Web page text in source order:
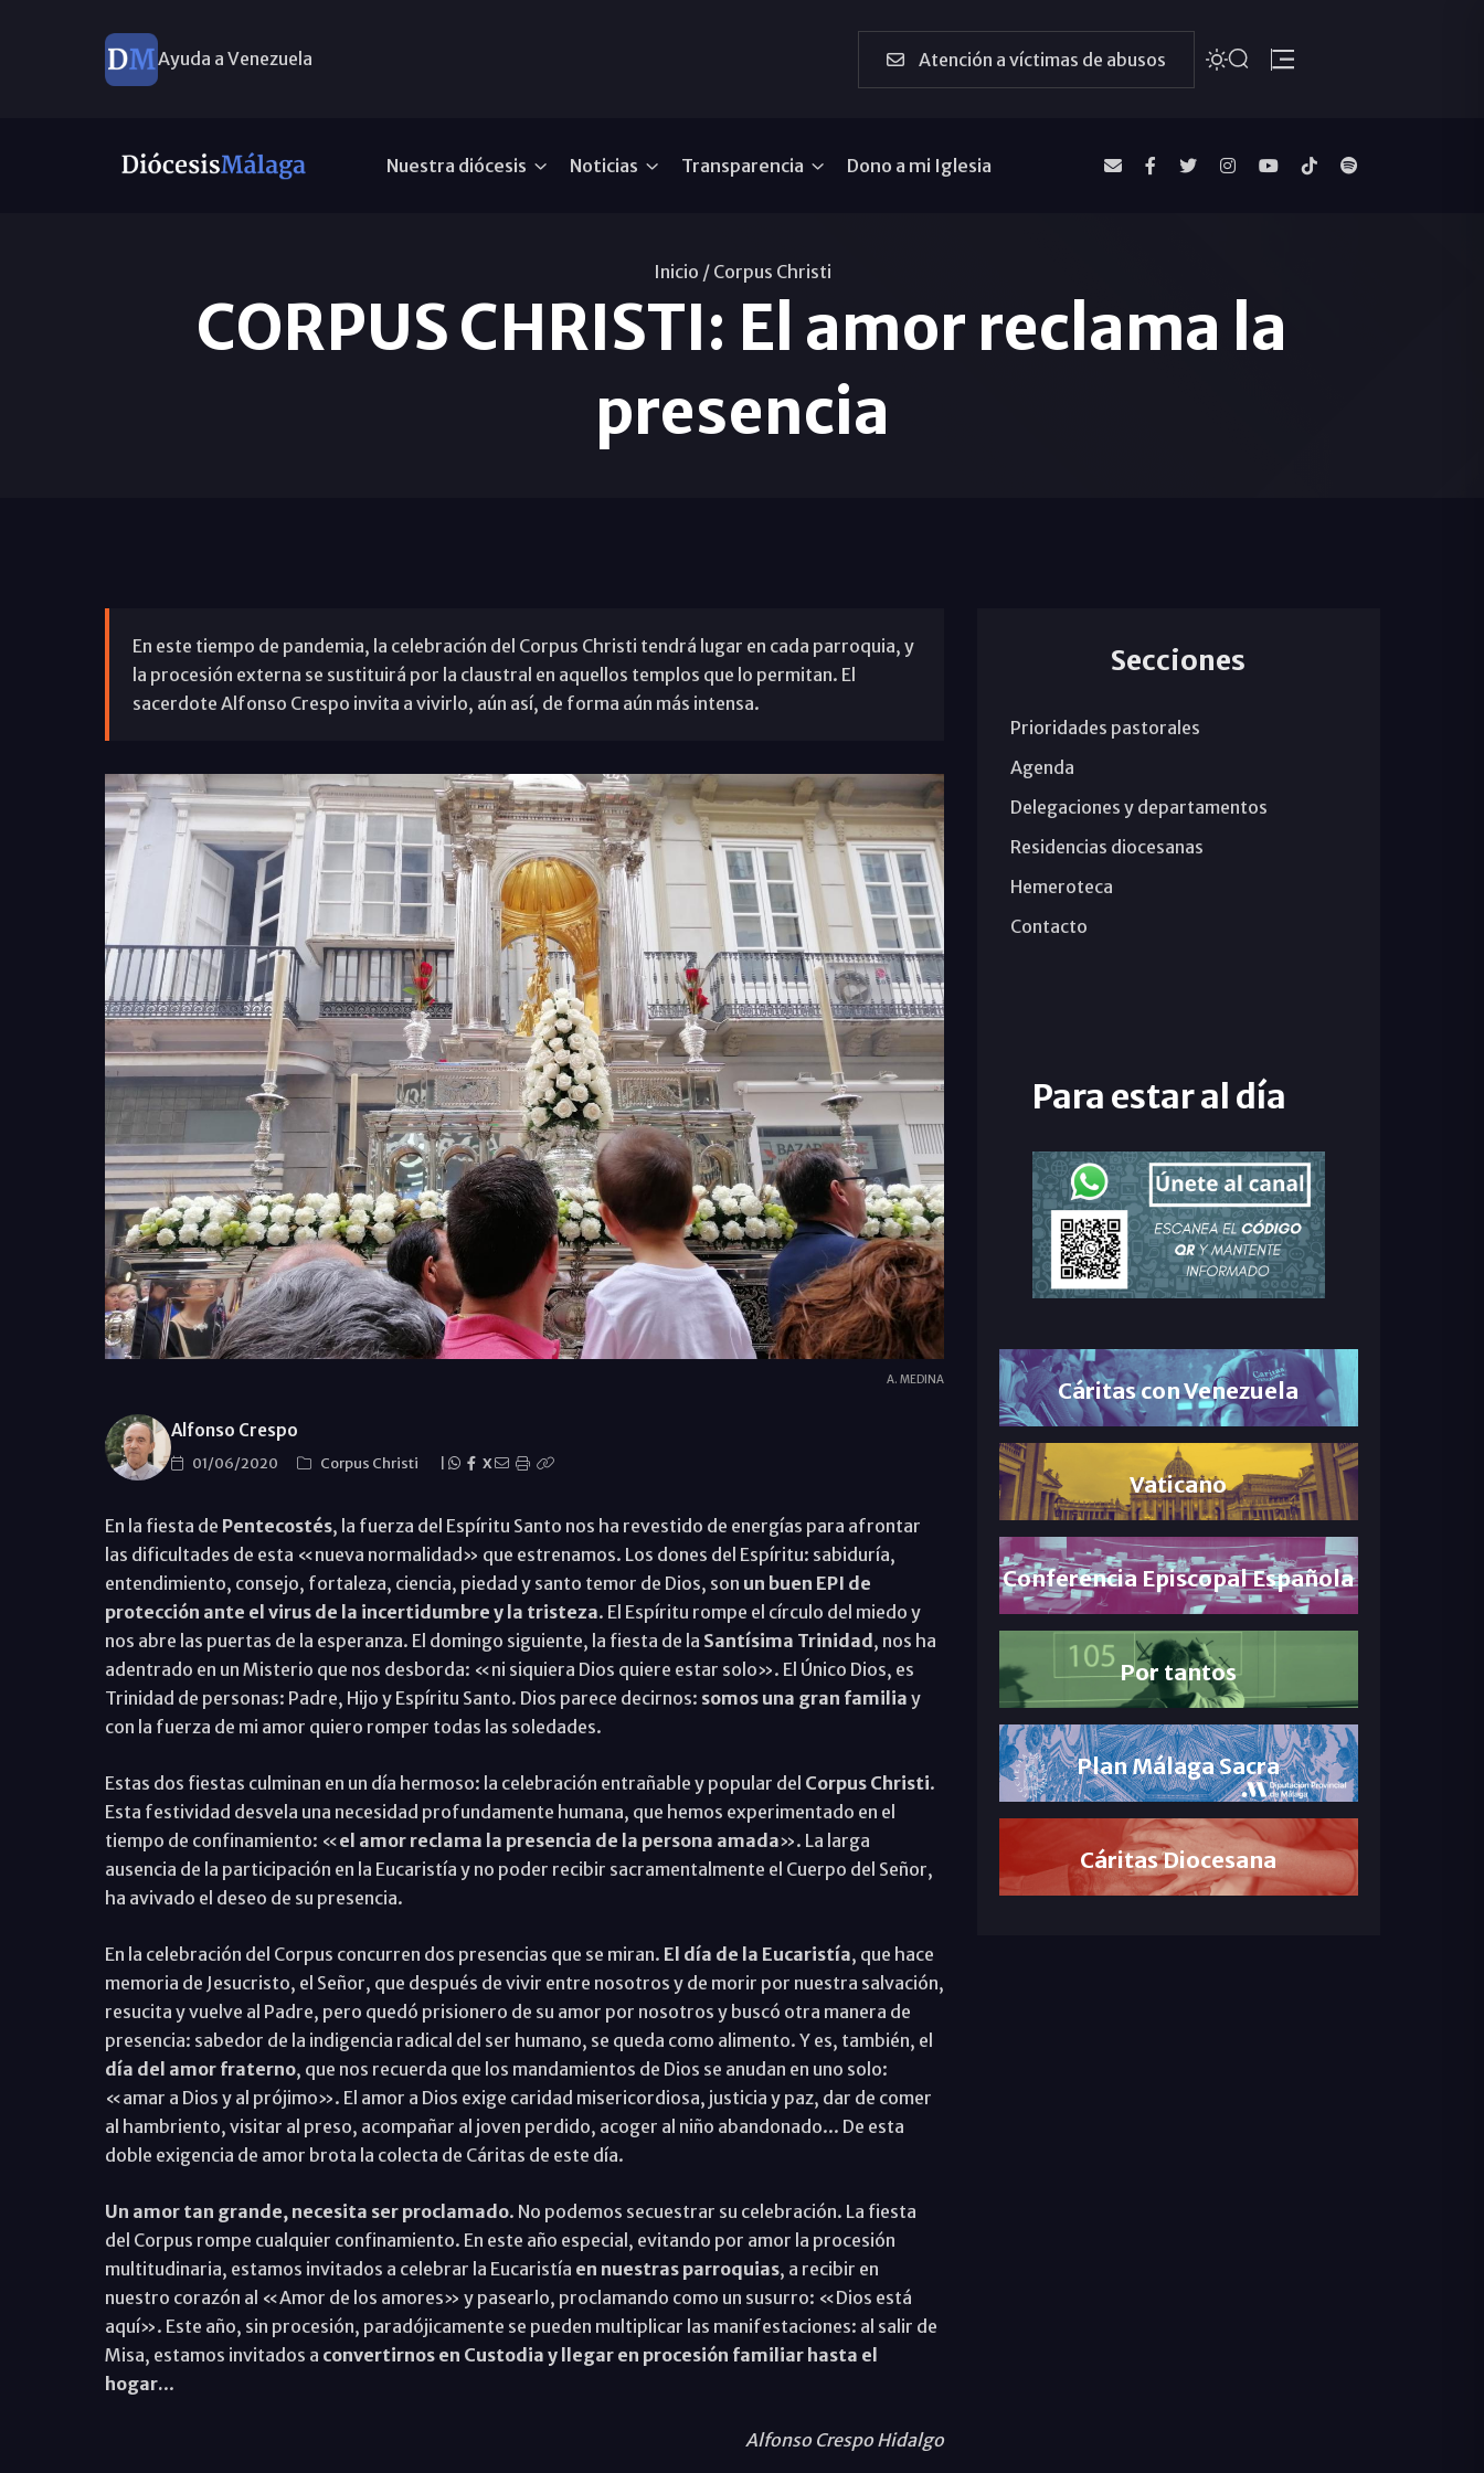
Ayuda a Venezuela Atención a víctimas de abusos
Nuestra diócesis Noticias Transparencia Dono a mi Iglesia
Inicio / Corpus Christi
CORPUS CHRISTI: El amor reclama la
presencia
En este tiempo de pandemia, la celebración del Corpus Christi tendrá lugar en cada parroquia, y
la procesión externa se sustituirá por la claustral en aquellos templos que lo permitan. El
sacerdote Alfonso Crespo invita a vivirlo, aún así, de forma aún más intensa.
A. MEDINA
Alfonso Crespo
01/06/2020 Corpus Christi X
En la fiesta de Pentecostés, la fuerza del Espíritu Santo nos ha revestido de energías para afrontar
las dificultades de esta «nueva normalidad» que estrenamos. Los dones del Espíritu: sabiduría,
entendimiento, consejo, fortaleza, ciencia, piedad y santo temor de Dios, son un buen EPI de
protección ante el virus de la incertidumbre y la tristeza. El Espíritu rompe el círculo del miedo y
nos abre las puertas de la esperanza. El domingo siguiente, la fiesta de la Santísima Trinidad, nos ha
adentrado en un Misterio que nos desborda: «ni siquiera Dios quiere estar solo». El Único Dios, es
Trinidad de personas: Padre, Hijo y Espíritu Santo. Dios parece decirnos: somos una gran familia y
con la fuerza de mi amor quiero romper todas las soledades.
Estas dos fiestas culminan en un día hermoso: la celebración entrañable y popular del Corpus Christi.
Esta festividad desvela una necesidad profundamente humana, que hemos experimentado en el
tiempo de confinamiento: «el amor reclama la presencia de la persona amada». La larga
ausencia de la participación en la Eucaristía y no poder recibir sacramentalmente el Cuerpo del Señor,
ha avivado el deseo de su presencia.
En la celebración del Corpus concurren dos presencias que se miran. El día de la Eucaristía, que hace
memoria de Jesucristo, el Señor, que después de vivir entre nosotros y de morir por nuestra salvación,
resucita y vuelve al Padre, pero quedó prisionero de su amor por nosotros y buscó otra manera de
presencia: sabedor de la indigencia radical del ser humano, se queda como alimento. Y es, también, el
día del amor fraterno, que nos recuerda que los mandamientos de Dios se anudan en uno solo:
«amar a Dios y al prójimo». El amor a Dios exige caridad misericordiosa, justicia y paz, dar de comer
al hambriento, visitar al preso, acompañar al joven perdido, acoger al niño abandonado... De esta
doble exigencia de amor brota la colecta de Cáritas de este día.
Un amor tan grande, necesita ser proclamado. No podemos secuestrar su celebración. La fiesta
del Corpus rompe cualquier confinamiento. En este año especial, evitando por amor la procesión
multitudinaria, estamos invitados a celebrar la Eucaristía en nuestras parroquias, a recibir en
nuestro corazón al «Amor de los amores» y pasearlo, proclamando como un susurro: «Dios está
aquí». Este año, sin procesión, paradójicamente se pueden multiplicar las manifestaciones: al salir de
Misa, estamos invitados a convertirnos en Custodia y llegar en procesión familiar hasta el
hogar...
Alfonso Crespo Hidalgo
Secciones
Prioridades pastorales
Agenda
Delegaciones y departamentos
Residencias diocesanas
Hemeroteca
Contacto
Para estar al día
Cáritas con Venezuela
Vaticano
Conferencia Episcopal Española
Por tantos
Plan Málaga Sacra
Cáritas Diocesana